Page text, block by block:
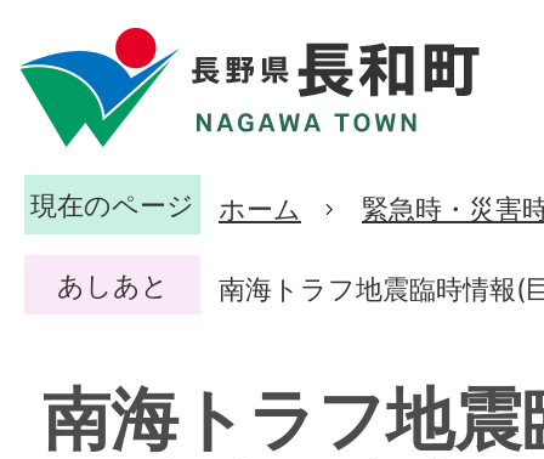
現在のページ ホーム 緊急時・災害
あしあと 南海トラフ地震臨時情報(
南海トラフ地震